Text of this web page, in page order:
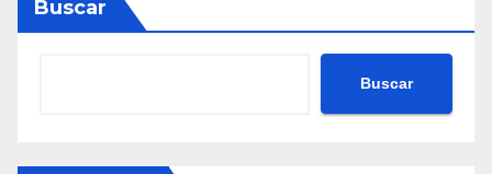
Buscar
Buscar